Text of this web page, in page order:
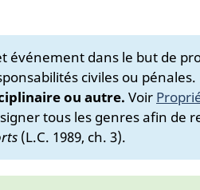
événement dans le but de
civiles ou pénales.
ou autre. Voir
tous les genres afin de
(L.C. 1989, ch. 3).